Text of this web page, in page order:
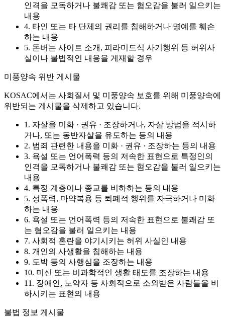
인격을 모독하거나 불쾌감 또는 혐오감을 불러 일으키는
내용
4. 타인 또는 타 단체의 권리를 침해하거나 명예를 훼손
하는 내용
5. 돈버는 사이트 소개, 피라미드식 사기행위 등 허위사
실이나 불법적인 내용을 게재할 경우
미풍양속 위반 게시물
KOSAC에서는 사회질서 및 미풍양속 보호를 위해 미풍양속에
위반되는 게시물을 삭제하고 있습니다.
1. 자살을 미화 · 권유 · 조장하거나, 자살 방법을 적시하
거나, 또는 동반자살을 유도하는 등의 내용
2. 범죄 관련한 내용을 미화 · 권유 · 조장하는 등의 내용
3. 욕설 또는 언어폭력 등의 저속한 표현으로 특정인의
인격을 모독하거나 불쾌감 또는 혐오감을 불러 일으키는
내용
4. 특정 계층이나 종교를 비하하는 등의 내용
5. 성폭력, 마약복용 등 퇴폐적 행위를 자극하거나 미화
하는 내용
6. 욕설 또는 언어폭력 등의 저속한 표현으로 불쾌감 또
는 혐오감을 불러 일으키는 내용
7. 사회적 혼란을 야기시키는 허위 사실인 내용
8. 개인의 사생활을 침해하는 내용
9. 도박 등의 사행심을 조장하는 내용
10. 미신 또는 비과학적인 생활 태도를 조장하는 내용
11. 장애인, 노약자 등 사회적으로 소외받은 사람들을 비
하시키는 표현의 내용
불법 정보 게시물